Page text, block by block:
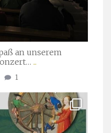
an unserem
...
1
22